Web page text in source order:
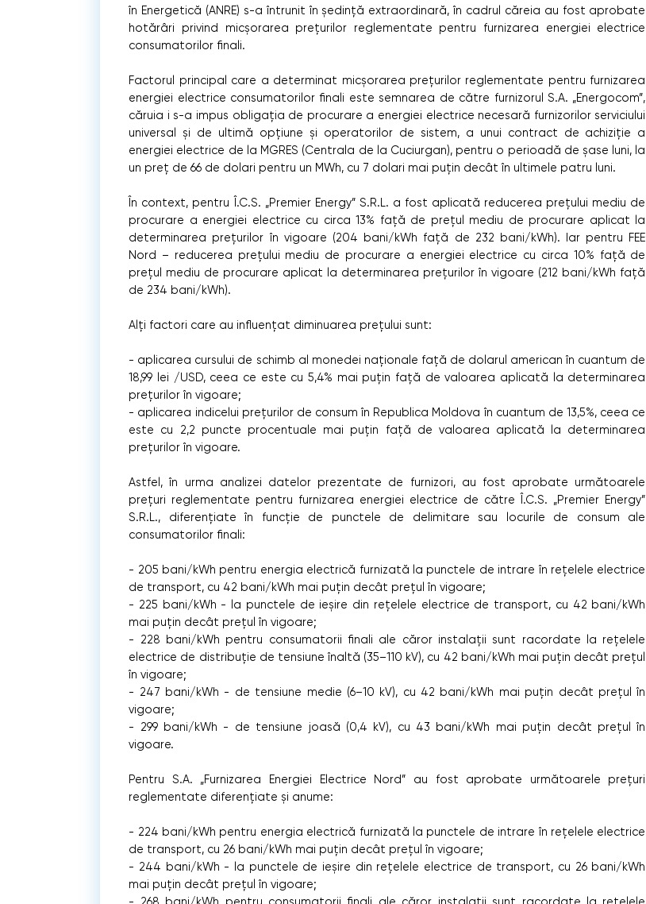
în Energetică (ANRE) s-a întrunit în ședință extraordinară, în cadrul căreia au fost aprobate
hotărâri privind micșorarea prețurilor reglementate pentru furnizarea energiei electrice
consumatorilor finali.
Factorul principal care a determinat micșorarea prețurilor reglementate pentru furnizarea
energiei electrice consumatorilor finali este semnarea de către furnizorul S.A. „Energocom”,
căruia i s-a impus obligația de procurare a energiei electrice necesară furnizorilor serviciului
universal și de ultimă opțiune și operatorilor de sistem, a unui contract de achiziție a
energiei electrice de la MGRES (Centrala de la Cuciurgan), pentru o perioadă de șase luni, la
un preț de 66 de dolari pentru un MWh, cu 7 dolari mai puțin decât în ultimele patru luni.
În context, pentru Î.C.S. „Premier Energy” S.R.L. a fost aplicată reducerea prețului mediu de
procurare a energiei electrice cu circa 13% față de prețul mediu de procurare aplicat la
determinarea prețurilor în vigoare (204 bani/kWh față de 232 bani/kWh). Iar pentru FEE
Nord – reducerea prețului mediu de procurare a energiei electrice cu circa 10% față de
prețul mediu de procurare aplicat la determinarea prețurilor în vigoare (212 bani/kWh față
de 234 bani/kWh).
Alți factori care au influențat diminuarea prețului sunt:
- aplicarea cursului de schimb al monedei naționale față de dolarul american în cuantum de
18,99 lei /USD, ceea ce este cu 5,4% mai puțin față de valoarea aplicată la determinarea
prețurilor în vigoare;
- aplicarea indicelui prețurilor de consum în Republica Moldova în cuantum de 13,5%, ceea ce
este cu 2,2 puncte procentuale mai puțin față de valoarea aplicată la determinarea
prețurilor în vigoare.
Astfel, în urma analizei datelor prezentate de furnizori, au fost aprobate următoarele
prețuri reglementate pentru furnizarea energiei electrice de către Î.C.S. „Premier Energy”
S.R.L., diferențiate în funcție de punctele de delimitare sau locurile de consum ale
consumatorilor finali:
- 205 bani/kWh pentru energia electrică furnizată la punctele de intrare în rețelele electrice
de transport, cu 42 bani/kWh mai puțin decât prețul în vigoare;
- 225 bani/kWh - la punctele de ieșire din rețelele electrice de transport, cu 42 bani/kWh
mai puțin decât prețul în vigoare;
- 228 bani/kWh pentru consumatorii finali ale căror instalații sunt racordate la rețelele
electrice de distribuție de tensiune înaltă (35–110 kV), cu 42 bani/kWh mai puțin decât prețul
în vigoare;
- 247 bani/kWh - de tensiune medie (6–10 kV), cu 42 bani/kWh mai puțin decât prețul în
vigoare;
- 299 bani/kWh - de tensiune joasă (0,4 kV), cu 43 bani/kWh mai puțin decât prețul în
vigoare.
Pentru S.A. „Furnizarea Energiei Electrice Nord” au fost aprobate următoarele prețuri
reglementate diferențiate și anume:
- 224 bani/kWh pentru energia electrică furnizată la punctele de intrare în rețelele electrice
de transport, cu 26 bani/kWh mai puțin decât prețul în vigoare;
- 244 bani/kWh - la punctele de ieșire din rețelele electrice de transport, cu 26 bani/kWh
mai puțin decât prețul în vigoare;